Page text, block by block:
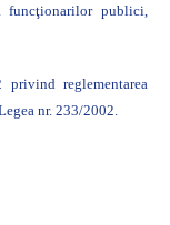
publici,
reglementarea
nr. 233/2002.